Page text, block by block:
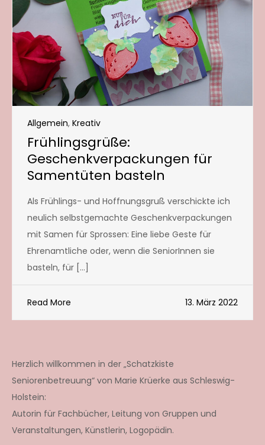
Allgemein, Kreativ
Frühlingsgrüße:
Geschenkverpackungen für
Samentüten basteln
Als Frühlings- und Hoffnungsgruß verschickte ich
neulich selbstgemachte Geschenkverpackungen
mit Samen für Sprossen: Eine liebe Geste für
Ehrenamtliche oder, wenn die SeniorInnen sie
basteln, für […]
Read More 13. März 2022
Herzlich willkommen in der „Schatzkiste
Seniorenbetreuung“ von Marie Krüerke aus Schleswig-
Holstein:
Autorin für Fachbücher, Leitung von Gruppen und
Veranstaltungen, Künstlerin, Logopädin.